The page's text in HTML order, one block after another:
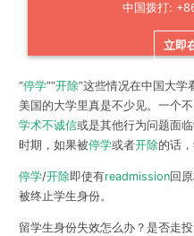
中国拨打:
立即
“停学”“开除”这些情况在中国大学
美国的大学里真是不少见。一个
学术不诚信或是其他行为问题面
时期，如果被停学或者开除的话
停学/开除即使有readmission回
被终止学生身份。
留学生身份失效怎么办？ 是否走